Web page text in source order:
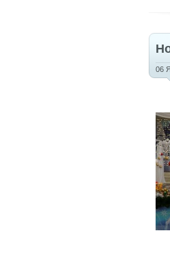
06